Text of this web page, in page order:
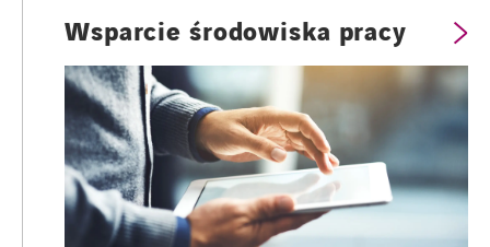
Wsparcie środowiska pracy